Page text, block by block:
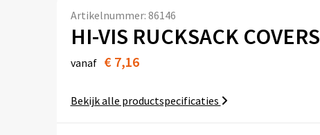
Artikelnummer: 86146
HI-VIS RUCKSACK COVERS
vanaf € 7,16
Bekijk alle productspecificaties